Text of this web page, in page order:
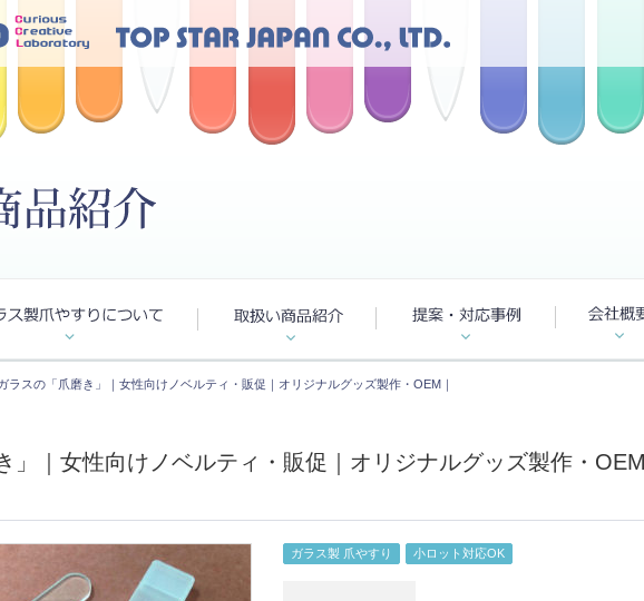
ラスの「爪磨き」｜女性向けノベルティ・販促｜オリジナルグッズ製作・OEM｜
」｜女性向けノベルティ・販促｜オリジナルグッズ製作・OEM
ガラス製 爪やすり 小ロット対応OK